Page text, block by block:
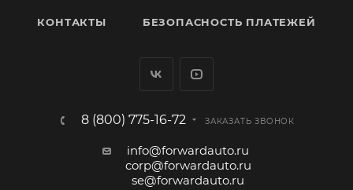
КОНТАКТЫ БЕЗОПАСНОСТЬ ПЛАТЕЖЕЙ
8 (800) 775-16-72 ЗАКАЗАТЬ ЗВОНОК
info@forwardauto.ru
corp@forwardauto.ru
se@forwardauto.ru